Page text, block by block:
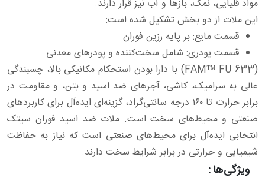
مواد قلیایی، نمک، بازها و آب نیز قرار دارند.
این ملات از دو بخش تشکیل شده است:
قسمت مایع: بر پایه رزین فوران
قسمت پودری: شامل سخت‌کننده و پودرهای معدنی
(FAM™ FU 633) با دارا بودن استحکام مکانیکی بالا، چسبندگی
عالی به سرامیک، کاشی، آجرهای ضد اسید و بتن، و مقاومت در
برابر حرارت تا ۱۶۰ درجه سانتی‌گراد، گزینه‌ای ایده‌آل برای کاربردهای
صنعتی و محیط‌های سخت است. ملات ضد اسید فوران سیتک
انتخابی ایده‌آل برای محیط‌های صنعتی است که نیاز به حفاظت
شیمیایی و حرارتی در برابر شرایط سخت دارند.
ویژگی‌ها :